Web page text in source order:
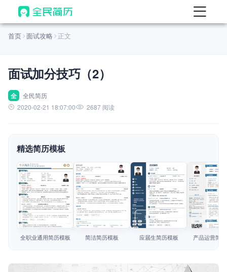
首页
AI 生成简历
AI 优化简历
AI 翻译简历
AI 模拟面试
面试自我介绍
AI 职场工具 New
简历模板
简历教程
首页 面试攻略 正文
面试加分技巧（2）
全
全民简历
2020-02-21 18:07:00
2687 阅读
精选简历模板
查看模板
全职业通用简历模板
查看模板
简洁简历模板
查看模板
应届生简历模板
查看模板
产品运营简